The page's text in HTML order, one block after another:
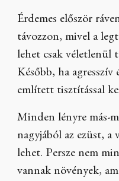
Érdemes először
távozzon, mivel a
lehet csak véletlenül
Később, ha
említett tisztítással
Minden lényre más-
nagyjából az ezüst, a
lehet. Persze nem
vannak növények,